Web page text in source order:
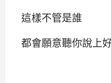
這樣不管是誰
都會願意聽你說上